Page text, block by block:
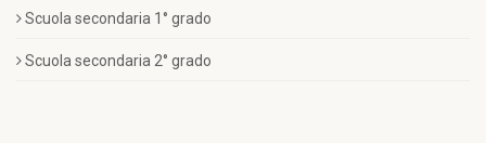
Scuola secondaria 1° grado
Scuola secondaria 2° grado